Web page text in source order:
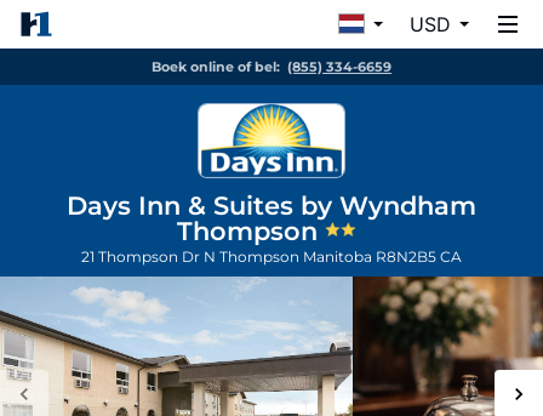
USD
Boek online of bel: (855) 334-6659
Days Inn & Suites by Wyndham
Thompson
21 Thompson Dr N Thompson Manitoba R8N2B5 CA